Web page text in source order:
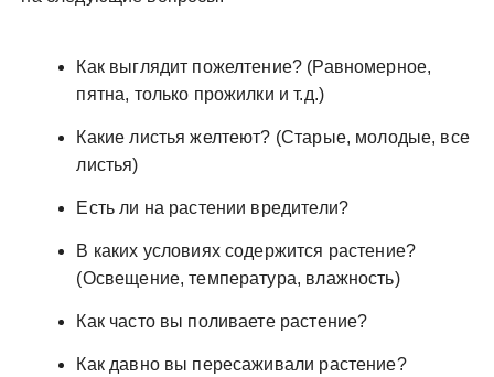
Как выглядит пожелтение? (Равномерное,
пятна, только прожилки и т.д.)
Какие листья желтеют? (Старые, молодые, все
листья)
Есть ли на растении вредители?
В каких условиях содержится растение?
(Освещение, температура, влажность)
Как часто вы поливаете растение?
Как давно вы пересаживали растение?